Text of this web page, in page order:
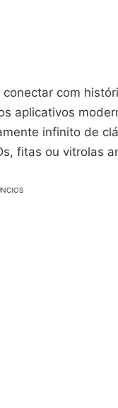
com
aplicativos
infinito de
fitas ou vitrolas